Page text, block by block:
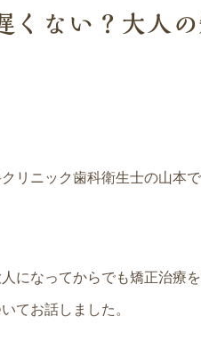
くない？大人
リニック歯科衛生士の山本で
になってからでも矯正治療
てお話しました。